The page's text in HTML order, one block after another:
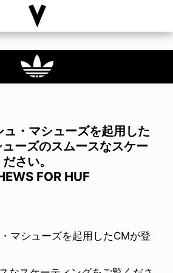
・マシューズを起用した
ーズのスムースなスケー
さい。
FOR HUF
マシューズを起用したCMが登